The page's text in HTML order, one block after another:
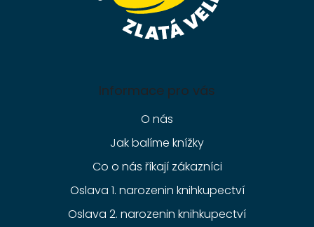
Informace pro vás
O nás
Jak balíme knížky
Co o nás říkají zákazníci
Oslava 1. narozenin knihkupectví
Oslava 2. narozenin knihkupectví